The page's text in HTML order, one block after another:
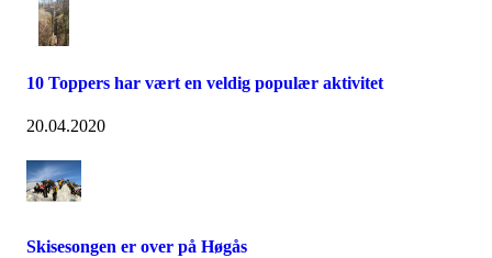
10 Toppers har vært en veldig populær aktivitet
20.04.2020
Skisesongen er over på Høgås